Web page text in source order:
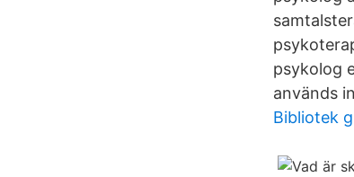
psykolog
används
Bibliotek